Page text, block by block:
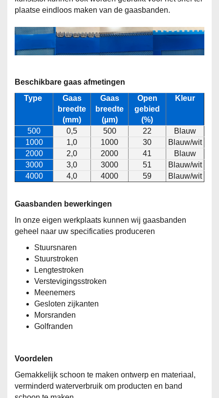
plaatse eindloos maken van de gaasbanden.
Beschikbare gaas afmetingen
Type
Gaas
breedte
(mm)
Gaas
breedte
(µm)
Open
gebied
(%)
Kleur
500 0,5 500 22
Blauw
1000
1,0 1000 30
Blauw/wit
2000
2,0 2000 41
Blauw
3000
3,0 3000 51
Blauw/wit
4000
4,0 4000 59 Blauw/wit
Gaasbanden bewerkingen
In onze eigen werkplaats kunnen wij gaasbanden
geheel naar uw specificaties produceren
Stuursnaren
Stuurstroken
Lengtestroken
Verstevigingsstroken
Meenemers
Gesloten zijkanten
Morsranden
Golfranden
Voordelen
Gemakkelijk schoon te maken ontwerp en materiaal ,
verminderd waterverbruik om producten en band